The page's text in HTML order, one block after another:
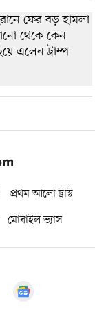
প্রথম আলো ট্রাস্ট
মোবাইল ভ্যাস